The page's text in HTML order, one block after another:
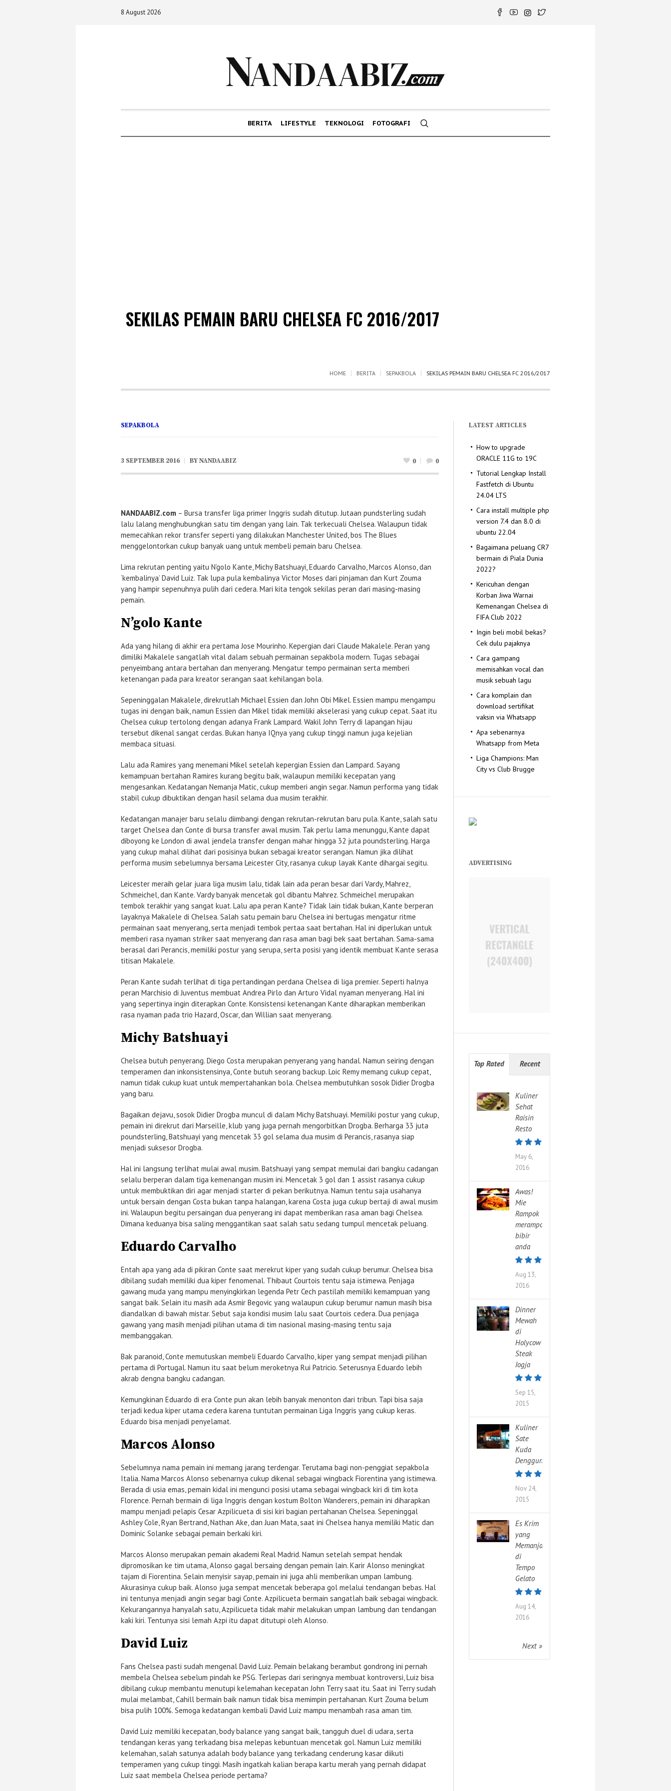
8 August 2026
BERITA LIFESTYLE TEKNOLOGI FOTOGRAFI
SEKILAS PEMAIN BARU CHELSEA FC 2016/2017
HOME BERITA SEPAKBOLA SEKILAS PEMAIN BARU CHELSEA FC 2016/2017
SEPAKBOLA
3 SEPTEMBER 2016 BYNANDAABIZ 0 0
NANDAABIZ.com – Bursa transfer liga primer Inggris sudah ditutup. Jutaan pundsterling sudah
lalu lalang menghubungkan satu tim dengan yang lain. Tak terkecuali Chelsea. Walaupun tidak
memecahkan rekor transfer seperti yang dilakukan Manchester United, bos The Blues
menggelontorkan cukup banyak uang untuk membeli pemain baru Chelsea.
Lima rekrutan penting yaitu N’golo Kante, Michy Batshuayi, Eduardo Carvalho, Marcos Alonso, dan
‘kembalinya’ David Luiz. Tak lupa pula kembalinya Victor Moses dari pinjaman dan Kurt Zouma
yang hampir sepenuhnya pulih dari cedera. Mari kita tengok sekilas peran dari masing-masing
pemain.
N’golo Kante
Ada yang hilang di akhir era pertama Jose Mourinho. Kepergian dari Claude Makalele. Peran yang
dimiliki Makalele sangatlah vital dalam sebuah permainan sepakbola modern. Tugas sebagai
penyeimbang antara bertahan dan menyerang. Mengatur tempo permainan serta memberi
ketenangan pada para kreator serangan saat kehilangan bola.
Sepeninggalan Makalele, direkrutlah Michael Essien dan John Obi Mikel. Essien mampu mengampu
tugas ini dengan baik, namun Essien dan Mikel tidak memiliki akselerasi yang cukup cepat. Saat itu
Chelsea cukup tertolong dengan adanya Frank Lampard. Wakil John Terry di lapangan hijau
tersebut dikenal sangat cerdas. Bukan hanya IQnya yang cukup tinggi namun juga kejelian
membaca situasi.
Lalu ada Ramires yang menemani Mikel setelah kepergian Essien dan Lampard. Sayang
kemampuan bertahan Ramires kurang begitu baik, walaupun memiliki kecepatan yang
mengesankan. Kedatangan Nemanja Matic, cukup memberi angin segar. Namun performa yang tidak
stabil cukup dibuktikan dengan hasil selama dua musim terakhir.
Kedatangan manajer baru selalu diimbangi dengan rekrutan-rekrutan baru pula. Kante, salah satu
target Chelsea dan Conte di bursa transfer awal musim. Tak perlu lama menunggu, Kante dapat
diboyong ke London di awal jendela transfer dengan mahar hingga 32 juta poundsterling. Harga
yang cukup mahal dilihat dari posisinya bukan sebagai kreator serangan. Namun jika dilihat
performa musim sebelumnya bersama Leicester City, rasanya cukup layak Kante dihargai segitu.
Leicester meraih gelar juara liga musim lalu, tidak lain ada peran besar dari Vardy, Mahrez,
Schmeichel, dan Kante. Vardy banyak mencetak gol dibantu Mahrez. Schmeichel merupakan
tembok terakhir yang sangat kuat. Lalu apa peran Kante? Tidak lain tidak bukan, Kante berperan
layaknya Makalele di Chelsea. Salah satu pemain baru Chelsea ini bertugas mengatur ritme
permainan saat menyerang, serta menjadi tembok pertaa saat bertahan. Hal ini diperlukan untuk
memberi rasa nyaman striker saat menyerang dan rasa aman bagi bek saat bertahan. Sama-sama
berasal dari Perancis, memiliki postur yang serupa, serta posisi yang identik membuat Kante serasa
titisan Makalele.
Peran Kante sudah terlihat di tiga pertandingan perdana Chelsea di liga premier. Seperti halnya
peran Marchisio di Juventus membuat Andrea Pirlo dan Arturo Vidal nyaman menyerang. Hal ini
yang sepertinya ingin diterapkan Conte. Konsistensi ketenangan Kante diharapkan memberikan
rasa nyaman pada trio Hazard, Oscar, dan Willian saat menyerang.
Michy Batshuayi
Chelsea butuh penyerang. Diego Costa merupakan penyerang yang handal. Namun seiring dengan
temperamen dan inkonsistensinya, Conte butuh seorang backup. Loic Remy memang cukup cepat,
namun tidak cukup kuat untuk mempertahankan bola. Chelsea membutuhkan sosok Didier Drogba
yang baru.
Bagaikan dejavu, sosok Didier Drogba muncul di dalam Michy Batshuayi. Memiliki postur yang cukup,
pemain ini direkrut dari Marseille, klub yang juga pernah mengorbitkan Drogba. Berharga 33 juta
poundsterling, Batshuayi yang mencetak 33 gol selama dua musim di Perancis, rasanya siap
menjadi suksesor Drogba.
Hal ini langsung terlihat mulai awal musim. Batshuayi yang sempat memulai dari bangku cadangan
selalu berperan dalam tiga kemenangan musim ini. Mencetak 3 gol dan 1 assist rasanya cukup
untuk membuktikan diri agar menjadi starter di pekan berikutnya. Namun tentu saja usahanya
untuk bersain dengan Costa bukan tanpa halangan, karena Costa juga cukup bertaji di awal musim
ini. Walaupun begitu persaingan dua penyerang ini dapat memberikan rasa aman bagi Chelsea.
Dimana keduanya bisa saling menggantikan saat salah satu sedang tumpul mencetak peluang.
Eduardo Carvalho
Entah apa yang ada di pikiran Conte saat merekrut kiper yang sudah cukup berumur. Chelsea bisa
dibilang sudah memiliki dua kiper fenomenal. Thibaut Courtois tentu saja istimewa. Penjaga
gawang muda yang mampu menyingkirkan legenda Petr Cech pastilah memiliki kemampuan yang
sangat baik. Selain itu masih ada Asmir Begovic yang walaupun cukup berumur namun masih bisa
diandalkan di bawah mistar. Sebut saja kondisi musim lalu saat Courtois cedera. Dua penjaga
gawang yang masih menjadi pilihan utama di tim nasional masing-masing tentu saja
membanggakan.
Bak paranoid, Conte memutuskan membeli Eduardo Carvalho, kiper yang sempat menjadi pilihan
pertama di Portugal. Namun itu saat belum meroketnya Rui Patricio. Seterusnya Eduardo lebih
akrab dengna bangku cadangan.
Kemungkinan Eduardo di era Conte pun akan lebih banyak menonton dari tribun. Tapi bisa saja
terjadi kedua kiper utama cedera karena tuntutan permainan Liga Inggris yang cukup keras.
Eduardo bisa menjadi penyelamat.
Marcos Alonso
Sebelumnya nama pemain ini memang jarang terdengar. Terutama bagi non-penggiat sepakbola
Italia. Nama Marcos Alonso sebenarnya cukup dikenal sebagai wingback Fiorentina yang istimewa.
Berada di usia emas, pemain kidal ini mengunci posisi utama sebagai wingback kiri di tim kota
Florence. Pernah bermain di liga Inggris dengan kostum Bolton Wanderers, pemain ini diharapkan
mampu menjadi pelapis Cesar Azpilicueta di sisi kiri bagian pertahanan Chelsea. Sepeninggal
Ashley Cole, Ryan Bertrand, Nathan Ake, dan Juan Mata, saat ini Chelsea hanya memiliki Matic dan
Dominic Solanke sebagai pemain berkaki kiri.
Marcos Alonso merupakan pemain akademi Real Madrid. Namun setelah sempat hendak
dipromosikan ke tim utama, Alonso gagal bersaing dengan pemain lain. Karir Alonso meningkat
tajam di Fiorentina. Selain menyisir sayap, pemain ini juga ahli memberikan umpan lambung.
Akurasinya cukup baik. Alonso juga sempat mencetak beberapa gol melalui tendangan bebas. Hal
ini tentunya menjadi angin segar bagi Conte. Azpilicueta bermain sangatlah baik sebagai wingback.
Kekurangannya hanyalah satu, Azpilicueta tidak mahir melakukan umpan lambung dan tendangan
kaki kiri. Tentunya sisi lemah Azpi itu dapat ditutupi oleh Alonso.
David Luiz
Fans Chelsea pasti sudah mengenal David Luiz. Pemain belakang berambut gondrong ini pernah
membela Chelsea sebelum pindah ke PSG. Terlepas dari seringnya membuat kontroversi, Luiz bisa
dibilang cukup membantu menutupi kelemahan kecepatan John Terry saat itu. Saat ini Terry sudah
mulai melambat, Cahill bermain baik namun tidak bisa memimpin pertahanan. Kurt Zouma belum
bisa pulih 100%. Semoga kedatangan kembali David Luiz mampu menambah rasa aman tim.
David Luiz memiliki kecepatan, body balance yang sangat baik, tangguh duel di udara, serta
tendangan keras yang terkadang bisa melepas kebuntuan mencetak gol. Namun Luiz memiliki
kelemahan, salah satunya adalah body balance yang terkadang cenderung kasar diikuti
temperamen yang cukup tinggi. Masih ingatkah kalian berapa kartu merah yang pernah didapat
Luiz saat membela Chelsea periode pertama?
LATEST ARTICLES
How to upgrade
ORACLE 11G to 19C
Tutorial Lengkap Install
Fastfetch di Ubuntu
24.04 LTS
Cara install multiple php
version 7.4 dan 8.0 di
ubuntu 22.04
Bagaimana peluang CR7
bermain di Piala Dunia
2022?
Kericuhan dengan
Korban Jiwa Warnai
Kemenangan Chelsea di
FIFA Club 2022
Ingin beli mobil bekas?
Cek dulu pajaknya
Cara gampang
memisahkan vocal dan
musik sebuah lagu
Cara komplain dan
download sertifikat
vaksin via Whatsapp
Apa sebenarnya
Whatsapp from Meta
Liga Champions: Man
City vs Club Brugge
ADVERTISING
Top Rated Recent
Kuliner
Sehat
Raisin
Resto
May 6,
2016
Awas!
Mie
Rampok
merampok
bibir
anda
Aug 13,
2016
Dinner
Mewah
di
Holycow
Steak
Jogja
Sep 15,
2015
Kuliner
Sate
Kuda
Denggung
Nov 24,
2015
Es Krim
yang
Memanjakan
di
Tempo
Gelato
Aug 14,
2016
Next »